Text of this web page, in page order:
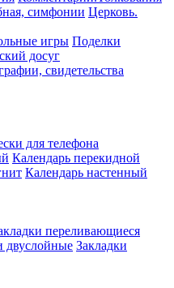
симфонии Церковь.
игры Поделки
досуг
свидетельства
для телефона
Календарь перекидной
Календарь настенный
переливающиеся
двуслойные Закладки